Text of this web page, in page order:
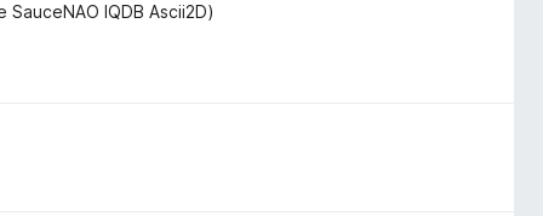
IQDB Ascii2D)